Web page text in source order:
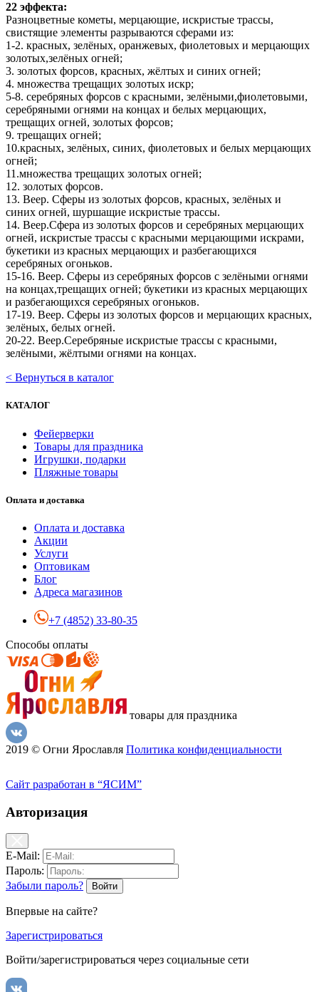
22 эффекта:
Разноцветные кометы, мерцающие, искристые трассы,
свистящие элементы разрываются сферами из:
1-2. красных, зелёных, оранжевых, фиолетовых и мерцающих
золотых,зелёных огней;
3. золотых форсов, красных, жёлтых и синих огней;
4. множества трещащих золотых искр;
5-8. серебряных форсов с красными, зелёными,фиолетовыми,
серебряными огнями на концах и белых мерцающих,
трещащих огней, золотых форсов;
9. трещащих огней;
10.красных, зелёных, синих, фиолетовых и белых мерцающих
огней;
11.множества трещащих золотых огней;
12. золотых форсов.
13. Веер. Сферы из золотых форсов, красных, зелёных и
синих огней, шуршащие искристые трассы.
14. Веер.Сфера из золотых форсов и серебряных мерцающих
огней, искристые трассы с красными мерцающими искрами,
букетики из красных мерцающих и разбегающихся
серебряных огоньков.
15-16. Веер. Сферы из серебряных форсов с зелёными огнями
на концах,трещащих огней; букетики из красных мерцающих
и разбегающихся серебряных огоньков.
17-19. Веер. Сферы из золотых форсов и мерцающих красных,
зелёных, белых огней.
20-22. Веер.Серебряные искристые трассы с красными,
зелёными, жёлтыми огнями на концах.
< Вернуться в каталог
КАТАЛОГ
Фейерверки
Товары для праздника
Игрушки, подарки
Пляжные товары
Оплата и доставка
Оплата и доставка
Акции
Услуги
Оптовикам
Блог
Адреса магазинов
+7 (4852) 33-80-35
Способы оплаты
товары для праздника
2019 © Огни Ярославля Политика конфиденциальности
Сайт разработан в “ЯСИМ”
Авторизация
E-Mail:
Пароль:
Забыли пароль?
Впервые на сайте?
Зарегистрироваться
Войти/зарегистрироваться через социальные сети